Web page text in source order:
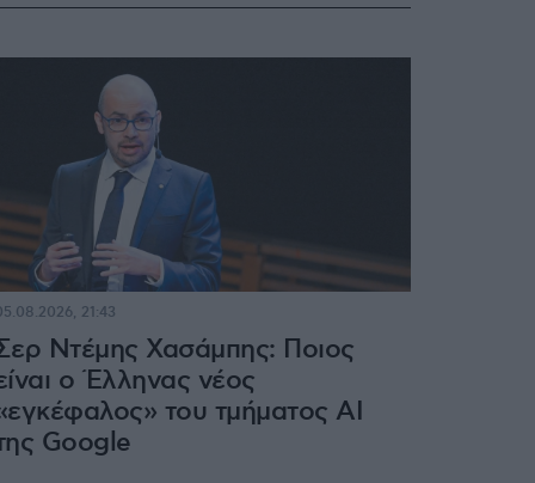
Ντέμης Χασάμπης: Ποιος
ο Έλληνας νέος
του τμήματος AI
Google
21:43